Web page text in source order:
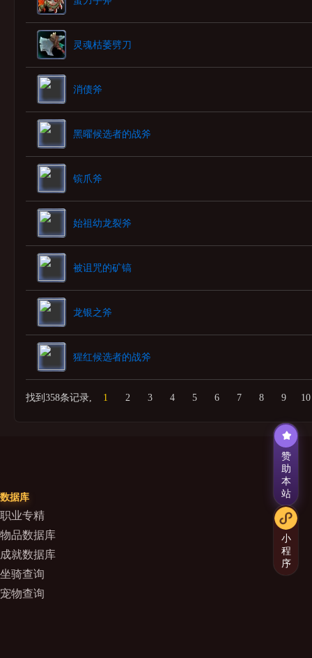
灵魂枯萎劈刀
消债斧
黑曜候选者的战斧
镔爪斧
始祖幼龙裂斧
被诅咒的矿镐
龙银之斧
猩红候选者的战斧
找到358条记录, 1 2 3 4 5 6 7 8 9 10
数据库
职业专精
物品数据库
成就数据库
坐骑查询
宠物查询
赞
助
本
站
小
程
序